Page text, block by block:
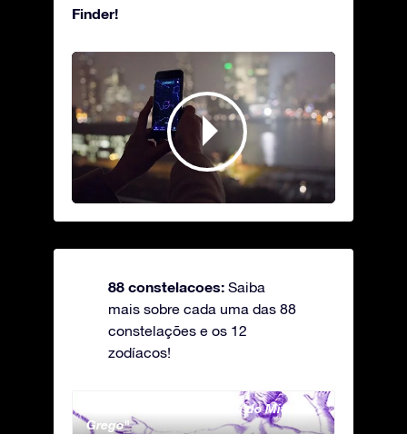
Finder!
88 constelacoes: Saiba
mais sobre cada uma das 88
constelações e os 12
zodíacos!
Andromeda - A Princesa do Mito
Grego